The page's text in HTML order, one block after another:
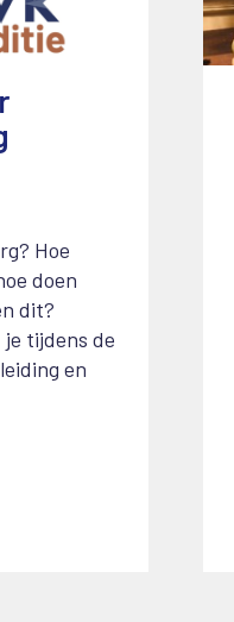
Hoe
doen
dit?
tijdens de
en